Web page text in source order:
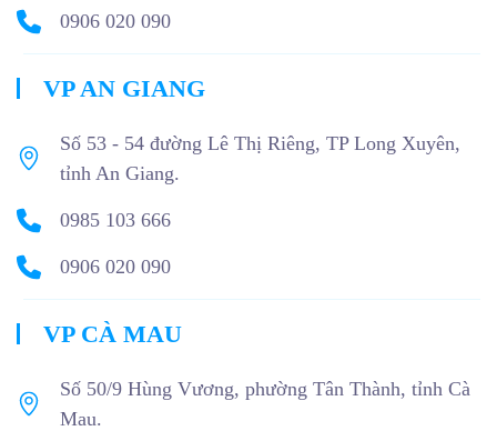
0906 020 090
VP AN GIANG
Số 53 - 54 đường Lê Thị Riêng, TP Long Xuyên,
tỉnh An Giang.
0985 103 666
0906 020 090
VP CÀ MAU
Số 50/9 Hùng Vương, phường Tân Thành, tỉnh Cà
Mau.